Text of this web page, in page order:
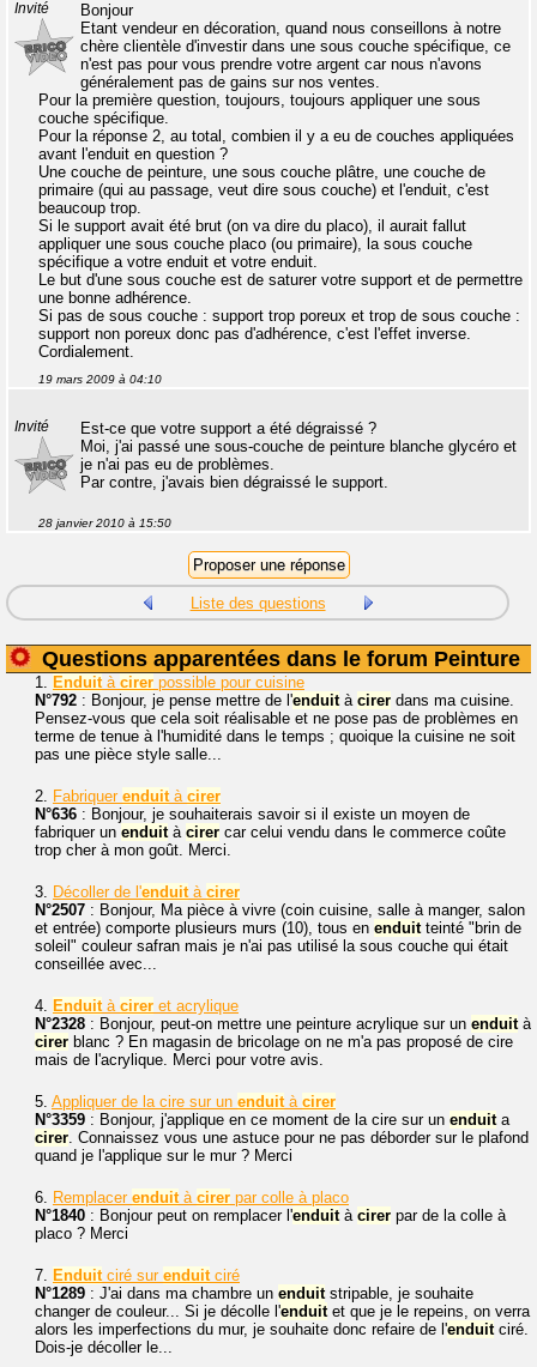
Invité
Bonjour
Etant vendeur en décoration, quand nous conseillons à notre
chère clientèle d'investir dans une sous couche spécifique, ce
n'est pas pour vous prendre votre argent car nous n'avons
généralement pas de gains sur nos ventes.
Pour la première question, toujours, toujours appliquer une sous
couche spécifique.
Pour la réponse 2, au total, combien il y a eu de couches appliquées
avant l'enduit en question ?
Une couche de peinture, une sous couche plâtre, une couche de
primaire (qui au passage, veut dire sous couche) et l'enduit, c'est
beaucoup trop.
Si le support avait été brut (on va dire du placo), il aurait fallut
appliquer une sous couche placo (ou primaire), la sous couche
spécifique a votre enduit et votre enduit.
Le but d'une sous couche est de saturer votre support et de permettre
une bonne adhérence.
Si pas de sous couche : support trop poreux et trop de sous couche :
support non poreux donc pas d'adhérence, c'est l'effet inverse.
Cordialement.
19 mars 2009 à 04:10
Invité
Est-ce que votre support a été dégraissé ?
Moi, j'ai passé une sous-couche de peinture blanche glycéro et
je n'ai pas eu de problèmes.
Par contre, j'avais bien dégraissé le support.
28 janvier 2010 à 15:50
Liste des questions
Questions apparentées dans le forum Peinture
1. Enduità cirer possible pour cuisine
N°792 : Bonjour, je pense mettre de l'enduità cirer dans ma cuisine.
Pensez-vous que cela soit réalisable et ne pose pas de problèmes en
terme de tenue à l'humidité dans le temps ; quoique la cuisine ne soit
pas une pièce style salle...
2. Fabriquer enduità cirer
N°636 : Bonjour, je souhaiterais savoir si il existe un moyen de
fabriquer un enduità cirer car celui vendu dans le commerce coûte
trop cher à mon goût. Merci.
3. Décoller de l'enduità cirer
N°2507 : Bonjour, Ma pièce à vivre (coin cuisine, salle à manger, salon
et entrée) comporte plusieurs murs (10), tous en enduitteinté "brin de
soleil" couleur safran mais je n'ai pas utilisé la sous couche qui était
conseillée avec...
4. Enduità cirer et acrylique
N°2328 : Bonjour, peut-on mettre une peinture acrylique sur un enduità
cirer blanc ? En magasin de bricolage on ne m'a pas proposé de cire
mais de l'acrylique. Merci pour votre avis.
5. Appliquer de la cire sur un enduità cirer
N°3359 : Bonjour, j'applique en ce moment de la cire sur un enduita
cirer. Connaissez vous une astuce pour ne pas déborder sur le plafond
quand je l'applique sur le mur ? Merci
6. Remplacer enduità cirer par colle à placo
N°1840 : Bonjour peut on remplacer l'enduità cirer par de la colle à
placo ? Merci
7. Enduitciré sur enduitciré
N°1289 : J'ai dans ma chambre un enduitstripable, je souhaite
changer de couleur... Si je décolle l'enduitet que je le repeins, on verra
alors les imperfections du mur, je souhaite donc refaire de l'enduitciré.
Dois-je décoller le...